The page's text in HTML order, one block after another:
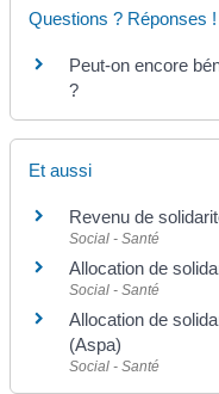
Questions ? Réponses !
Peut-on encore
?
Et aussi
Revenu de
Social - Santé
Allocation de
Social - Santé
Allocation de
(Aspa)
Social - Santé